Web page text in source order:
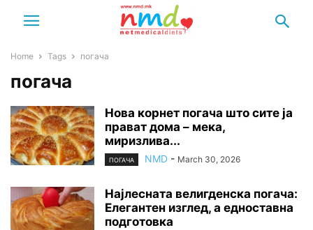
Home Tags погача
погача
Нова корнет погача што сите ја
прават дома – мека,
миризлива...
ПОГАЧА NMD - March 30, 2026
Најлесната велигденска погача:
Елегантен изглед, а едноставна
подготовка